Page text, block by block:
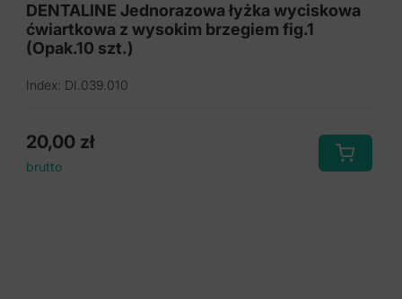
DENTALINE Jednorazowa łyżka wyciskowa
ćwiartkowa z wysokim brzegiem fig.1
(Opak.10 szt.)
Index: DI.039.010
20,00 zł
brutto